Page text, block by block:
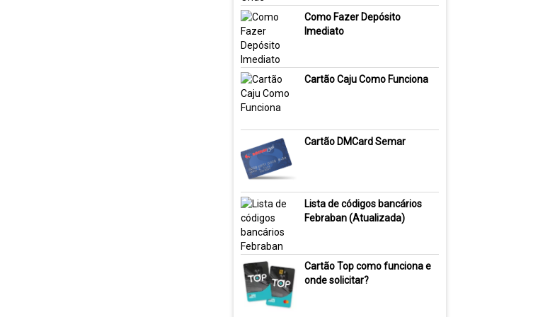
Como Fazer Depósito
Imediato
Cartão Caju Como Funciona
Cartão DMCard Semar
Lista de códigos bancários
Febraban (Atualizada)
Cartão Top como funciona e
onde solicitar?